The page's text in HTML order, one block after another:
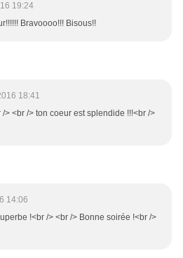
19:24
Bravoooo!!! Bisous!!
18:41
/> <br /> ton coeur est splendide !!!<br />
14:06
!<br /> <br /> Bonne soirée !<br />